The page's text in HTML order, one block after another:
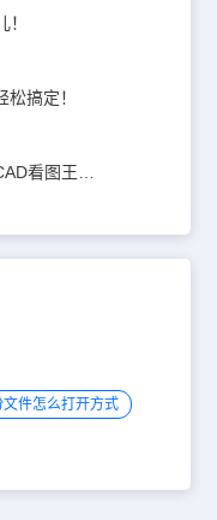
搞定！
件怎么打开方式